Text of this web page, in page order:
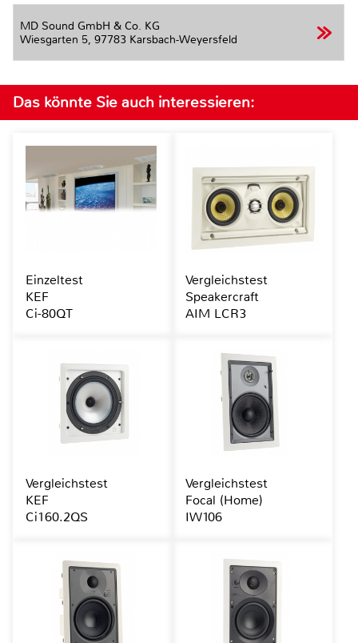
MD Sound GmbH & Co. KG
Wiesgarten 5, 97783 Karsbach-Weyersfeld
Das könnte Sie auch interessieren:
Einzeltest
KEF
Ci-80QT
Vergleichstest
Speakercraft
AIM LCR3
Vergleichstest
KEF
Ci160.2QS
Vergleichstest
Focal (Home)
IW106